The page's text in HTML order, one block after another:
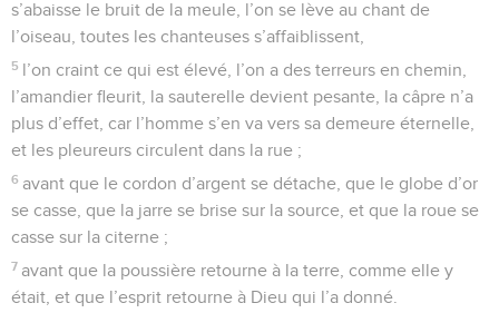
s’abaisse le bruit de la meule, l’on se lève au chant de
l’oiseau, toutes les chanteuses s’affaiblissent,
5 l’on craint ce qui est élevé, l’on a des terreurs en chemin,
l’amandier fleurit, la sauterelle devient pesante, la câpre n’a
plus d’effet, car l’homme s’en va vers sa demeure éternelle,
et les pleureurs circulent dans la rue ;
6 avant que le cordon d’argent se détache, que le globe d’or
se casse, que la jarre se brise sur la source, et que la roue se
casse sur la citerne ;
7 avant que la poussière retourne à la terre, comme elle y
était, et que l’esprit retourne à Dieu qui l’a donné.